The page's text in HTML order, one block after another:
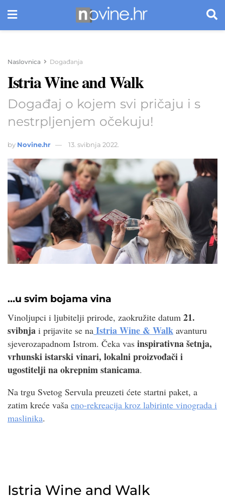
Naslovnica Događanja
Istria Wine and Walk
Događaj o kojem svi pričaju i s
nestrpljenjem očekuju!
by Novine.hr 13. svibnja 2022.
…u svim bojama vina
Vinoljupci i ljubitelji prirode, zaokružite datum 21.
svibnja i prijavite se na Istria Wine & Walk avanturu
sjeverozapadnom Istrom. Čeka vas inspirativna šetnja,
vrhunski istarski vinari, lokalni proizvođači i
ugostitelji na okrepnim stanicama.
Na trgu Svetog Servula preuzeti ćete startni paket, a
zatim kreće vaša eno-rekreacija kroz labirinte vinograda i
maslinika.
Istria Wine and Walk